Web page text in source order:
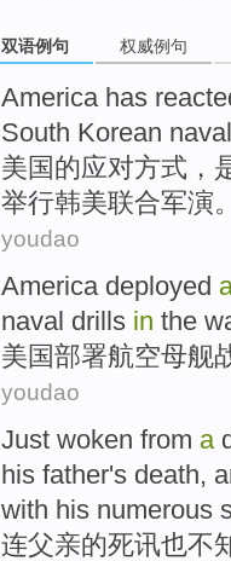
双语例句 权威例句
Americahas
South Korean naval
美国的应对方式，
举行韩美联合军演。
youdao
America deployed
naval drills in the
美国部署航空母舰
youdao
Just woken from a
his father's death,
with his numerous
连父亲的死讯也不